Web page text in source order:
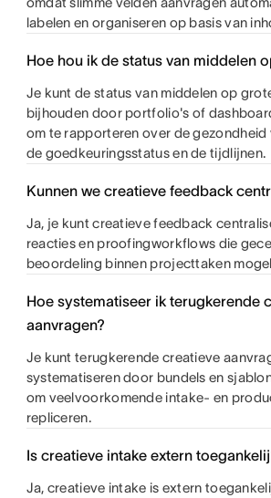
labelen en organiseren op basis van
Hoe hou ik de status van middelen
Je kunt de status van middelen op
bijhouden door portfolio's of
om te rapporteren over de
de goedkeuringsstatus en de tijdlijnen.
Kunnen we creatieve feedback
Ja, je kunt creatieve feedback
reacties en proofingworkflows die
beoordeling binnen projecttaken
Hoe systematiseer ik terugkerende
aanvragen?
Je kunt terugkerende creatieve
systematiseren door bundels en
om veelvoorkomende intake- en
repliceren.
Is creatieve intake extern
Ja, creatieve intake is extern